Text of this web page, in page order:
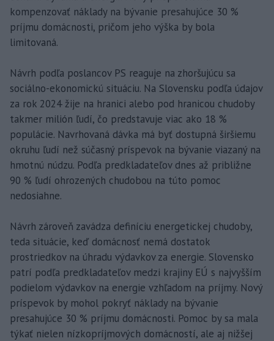
kompenzovať náklady na bývanie presahujúce 30 %
príjmu domácnosti, pričom jeho výška by bola
limitovaná.
Návrh podľa poslancov PS reaguje na zhoršujúcu sa
sociálno-ekonomickú situáciu. Na Slovensku podľa údajov
za rok 2024 žije na hranici alebo pod hranicou chudoby
takmer milión ľudí, čo predstavuje viac ako 18 %
populácie. Navrhovaná dávka má byť dostupná širšiemu
okruhu ľudí než súčasný príspevok na bývanie viazaný na
hmotnú núdzu. Podľa predkladateľov dnes až približne
90 % ľudí ohrozených chudobou na túto pomoc
nedosiahne.
Návrh zároveň zavádza definíciu energetickej chudoby,
teda situácie, keď domácnosť nemá dostatok
prostriedkov na úhradu výdavkov za energie. Slovensko
patrí podľa predkladateľov medzi krajiny EÚ s najvyšším
podielom výdavkov na energie vzhľadom na príjmy. Nový
príspevok by mohol pokryť náklady na bývanie
presahujúce 30 % príjmu domácnosti. Pomoc by sa mala
týkať nielen nízkopríjmových domácností, ale aj nižšej